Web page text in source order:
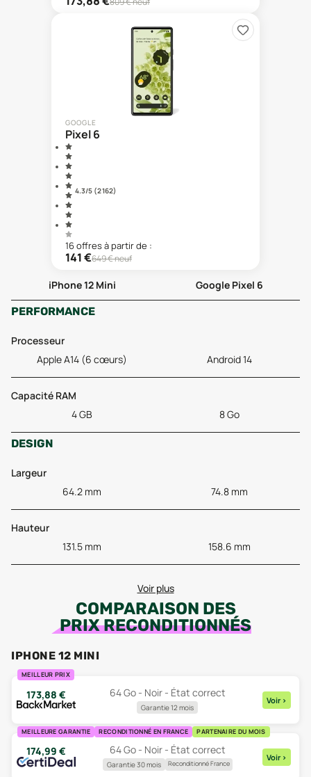
GOOGLE
Pixel 6
4.3/5 (2 162)
16offresà partir de :
141€649€ neuf
iPhone 12 Mini
Google Pixel 6
PERFORMANCE
Processeur
Apple A14 (6 cœurs)
Android 14
Capacité RAM
4 GB
8 Go
DESIGN
Largeur
64.2 mm
74.8 mm
Hauteur
131.5 mm
158.6 mm
Voir plus
COMPARAISON DES
PRIX RECONDITIONNÉS
IPHONE 12 MINI
MEILLEUR PRIX
173,88 € 64 Go - Noir - État correct
Garantie 12 mois
Voir >
MEILLEURE GARANTIE RECONDITIONNÉ EN FRANCE PARTENAIRE DU MOIS
174,99 € 64 Go - Noir - État correct
Garantie 30 mois Reconditionné France
Voir >